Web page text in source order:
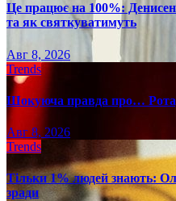
Це працює на 100%:
та як святкуватимуть
Авг 8, 2026
Trends
Шокуюча правда про…
Авг 8, 2026
Trends
Тільки 1% людей знають:
зради